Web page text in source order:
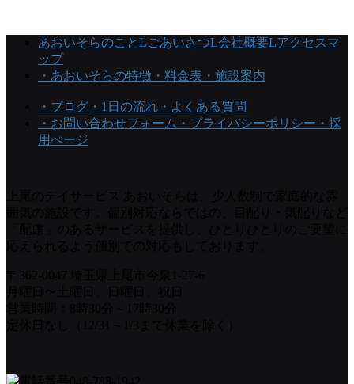
あおいそらのことLごあいさつL会社概要Lアクセスマ
ップ
・あおいそらの特徴 ・料金表 ・施設案内
・ブログ ・1日の流れ ・よくある質問
・お問い合わせフォーム ・プライバシーポリシー ・採
用ぺージ